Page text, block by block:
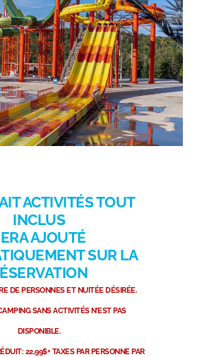
ACTIVITÉS TOUT
INCLUS
AJOUTÉ
SUR LA
DE PERSONNES ET NUITÉE DÉSIRÉE.
SANS ACTIVITÉS N’EST PAS
DISPONIBLE.
22,99$+ TAXES PAR PERSONNE PAR